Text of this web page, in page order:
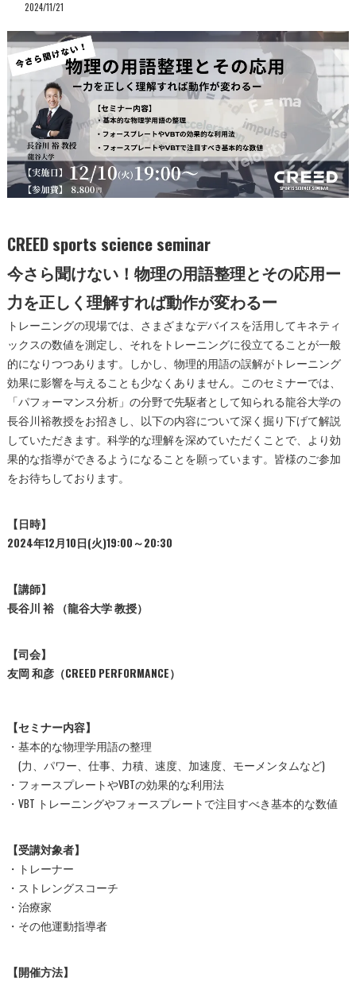
2024/11/21
CREED sports science seminar
今さら聞けない！物理の用語整理とその応用ー
力を正しく理解すれば動作が変わるー
トレーニングの現場では、さまざまなデバイスを活用してキネティ
ックスの数値を測定し、それをトレーニングに役立てることが一般
的になりつつあります。しかし、物理的用語の誤解がトレーニング
効果に影響を与えることも少なくありません。このセミナーでは、
「パフォーマンス分析」の分野で先駆者として知られる龍谷大学の
長谷川裕教授をお招きし、以下の内容について深く掘り下げて解説
していただきます。科学的な理解を深めていただくことで、より効
果的な指導ができるようになることを願っています。皆様のご参加
をお待ちしております。
【日時】
2024年12月10日(火)19:00～20:30
【講師】
長谷川 裕 （龍谷大学 教授）
【司会】
友岡 和彦（CREED PERFORMANCE）
【セミナー内容】
・基本的な物理学用語の整理
(力、パワー、仕事、力積、速度、加速度、モーメンタムなど)
・フォースプレートやVBTの効果的な利用法
・VBT トレーニングやフォースプレートで注目すべき基本的な数値
【受講対象者】
・トレーナー
・ストレングスコーチ
・治療家
・その他運動指導者
【開催方法】